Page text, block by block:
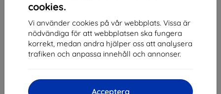
cookies.
Vi använder cookies på vår webbplats. Vissa är
nödvändiga för att webbplatsen ska fungera
korrekt, medan andra hjälper oss att analysera
trafiken och anpassa innehåll och annonser.
Acceptera
Shield-SK s.r.o.
Organisationsnummer:46701494
Momsregistreringsnummer:SK2023549671
Kontakt